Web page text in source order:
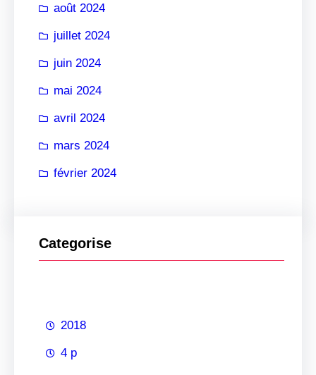
août 2024
juillet 2024
juin 2024
mai 2024
avril 2024
mars 2024
février 2024
Categorise
2018
4 p